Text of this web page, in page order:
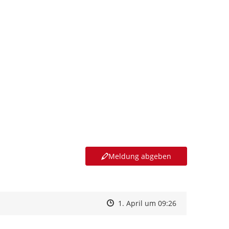
Meldung abgeben
Zeitpunkt des Erstellens
Zeitpunkt des Erstellens
1. April um 09:26Zur Äußerung